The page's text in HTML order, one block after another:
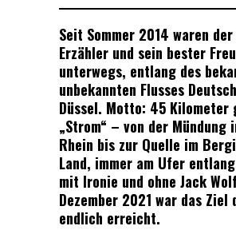
Seit Sommer 2014 waren
Erzähler und sein bester
unterwegs, entlang des
unbekannten Flusses
Düssel. Motto: 45 Kilometer
„Strom“ – von der Mündung
Rhein bis zur Quelle im
Land, immer am Ufer
mit Ironie und ohne Jack
Dezember 2021 war das Ziel
endlich erreicht.